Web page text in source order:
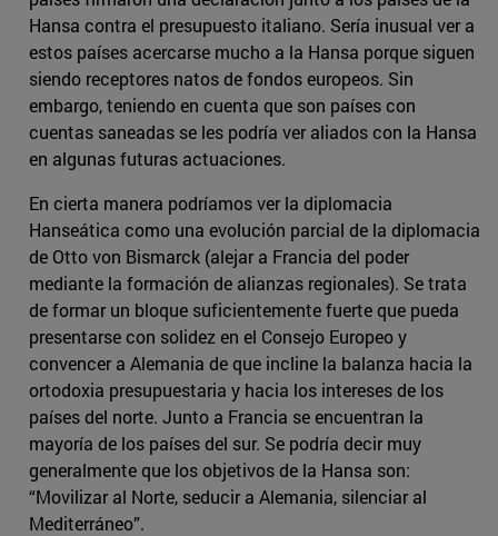
Hansa contra el presupuesto italiano. Sería inusual ver a
estos países acercarse mucho a la Hansa porque siguen
siendo receptores natos de fondos europeos. Sin
embargo, teniendo en cuenta que son países con
cuentas saneadas se les podría ver aliados con la Hansa
en algunas futuras actuaciones.
En cierta manera podríamos ver la diplomacia
Hanseática como una evolución parcial de la diplomacia
de Otto von Bismarck (alejar a Francia del poder
mediante la formación de alianzas regionales). Se trata
de formar un bloque suficientemente fuerte que pueda
presentarse con solidez en el Consejo Europeo y
convencer a Alemania de que incline la balanza hacia la
ortodoxia presupuestaria y hacia los intereses de los
países del norte. Junto a Francia se encuentran la
mayoría de los países del sur. Se podría decir muy
generalmente que los objetivos de la Hansa son:
“Movilizar al Norte, seducir a Alemania, silenciar al
Mediterráneo”.